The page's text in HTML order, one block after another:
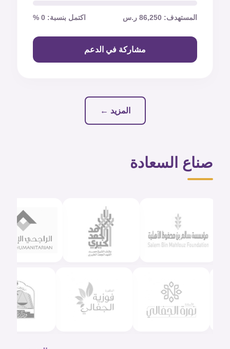
المستهدف: 86,250 ر.س اكتمل بنسبة: 0 %
مشاركة في الدعم
المزيد ←
صناع السعادة